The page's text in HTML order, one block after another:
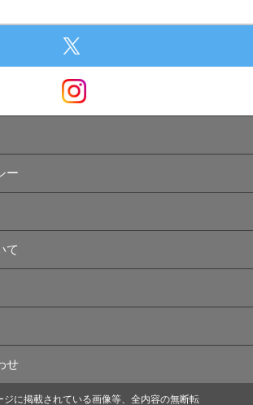
ー
て
せ
ジに掲載されている画像等、全内容の無断転